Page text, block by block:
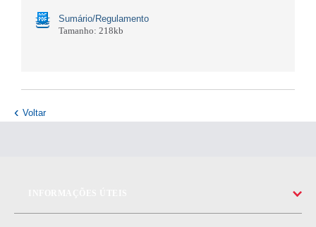
Sumário/Regulamento
Tamanho: 218kb
Voltar